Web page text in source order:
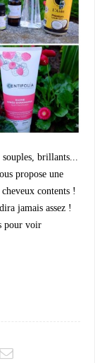
brillants...
propose une
contents !
jamais assez !
pour voir